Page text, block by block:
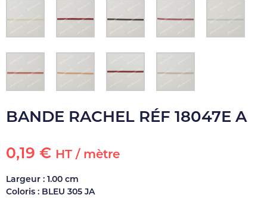
BANDE RACHEL RÉF 18047E A
0,19 € HT / mètre
Largeur : 1.00 cm
Coloris : BLEU 305 JA